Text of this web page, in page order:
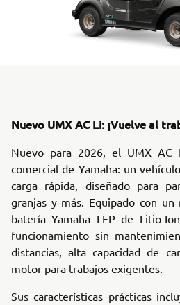
Nuevo UMX AC Li: ¡Vuelve al
Nuevo para 2026, el UMX
comercial de Yamaha: un
carga rápida, diseñado para
granjas y más. Equipado con
batería Yamaha LFP de Litio-
funcionamiento sin
distancias, alta capacidad de
motor para trabajos exigentes.
Sus características prácticas